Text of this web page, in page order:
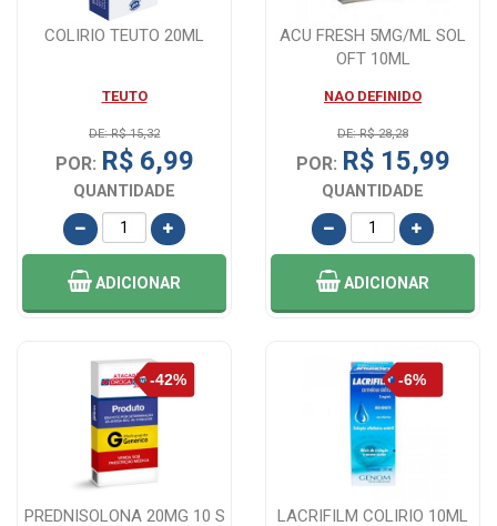
COLIRIO TEUTO 20ML
TEUTO
DE: R$ 15,32
POR: R$ 6,99
QUANTIDADE
ADICIONAR
ACU FRESH 5MG/ML SOL
OFT 10ML
NAO DEFINIDO
DE: R$ 28,28
POR: R$ 15,99
QUANTIDADE
ADICIONAR
PREDNISOLONA 20MG 10 S
LACRIFILM COLIRIO 10ML